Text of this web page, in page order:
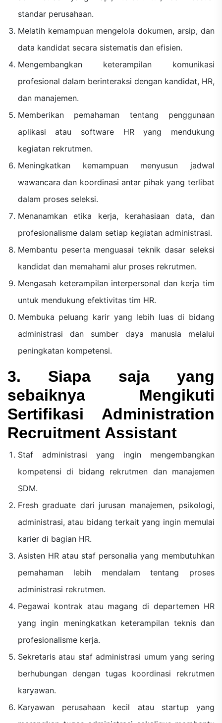
standar perusahaan.
Melatih kemampuan mengelola dokumen, arsip, dan
data kandidat secara sistematis dan efisien.
Mengembangkan keterampilan komunikasi
profesional dalam berinteraksi dengan kandidat, HR,
dan manajemen.
Memberikan pemahaman tentang penggunaan
aplikasi atau software HR yang mendukung
kegiatan rekrutmen.
Meningkatkan kemampuan menyusun jadwal
wawancara dan koordinasi antar pihak yang terlibat
dalam proses seleksi.
Menanamkan etika kerja, kerahasiaan data, dan
profesionalisme dalam setiap kegiatan administrasi.
Membantu peserta menguasai teknik dasar seleksi
kandidat dan memahami alur proses rekrutmen.
Mengasah keterampilan interpersonal dan kerja tim
untuk mendukung efektivitas tim HR.
Membuka peluang karir yang lebih luas di bidang
administrasi dan sumber daya manusia melalui
peningkatan kompetensi.
3. Siapa saja yang
sebaiknya Mengikuti
Sertifikasi Administration
Recruitment Assistant
Staf administrasi yang ingin mengembangkan
kompetensi di bidang rekrutmen dan manajemen
SDM.
Fresh graduate dari jurusan manajemen, psikologi,
administrasi, atau bidang terkait yang ingin memulai
karier di bagian HR.
Asisten HR atau staf personalia yang membutuhkan
pemahaman lebih mendalam tentang proses
administrasi rekrutmen.
Pegawai kontrak atau magang di departemen HR
yang ingin meningkatkan keterampilan teknis dan
profesionalisme kerja.
Sekretaris atau staf administrasi umum yang sering
berhubungan dengan tugas koordinasi rekrutmen
karyawan.
Karyawan perusahaan kecil atau startup yang